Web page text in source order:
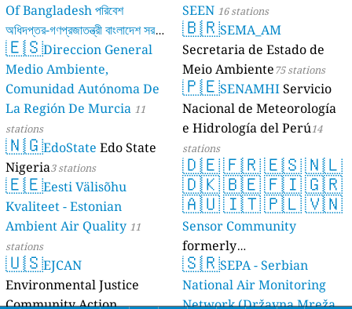
Of Bangladesh পরিবেশ
অধিদপ্তর-গণপ্রজাতন্ত্রী বাংলাদেশ সরকার
17 stations
🇪🇸Direccion General
Medio Ambiente,
Comunidad Autónoma De
La Región De Murcia 11
stations
🇳🇬EdoState Edo State
Nigeria3 stations
🇪🇪Eesti Välisõhu
Kvaliteet - Estonian
Ambient Air Quality 11
stations
🇺🇸EJCAN
Environmental Justice
Community Action
SEEN 16 stations
🇧🇷SEMA_AM
Secretaria de Estado de
Meio Ambiente75 stations
🇵🇪SENAMHIServicio
Nacional de Meteorología
e Hidrología del Perú14
stations
🇩🇪🇫🇷🇪🇸🇳🇱
🇩🇰🇧🇪🇫🇮🇬🇷
🇦🇺🇮🇹🇵🇱🇻🇳
Sensor Community
formerly
luftdaten.info35816 stations
🇸🇷SEPA - Serbian
National Air Monitoring
Network (Državna Mreža